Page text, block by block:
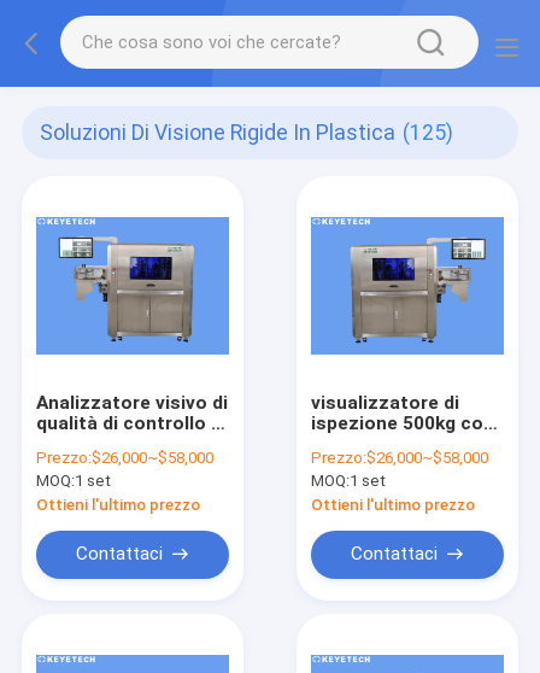
Soluzioni Di Visione Rigide In Plastica (125)
Analizzatore visivo di
qualità di controllo di
macchina
fotografica di
industria del CCD
Prezzo:$26,000~$58,000
MOQ:1 set
Ottieni l'ultimo prezzo
Contattaci
visualizzatore di
ispezione 500kg con
fotografica
sviluppata auto per
uso industriale
Prezzo:$26,000~$58,000
MOQ:1 set
Ottieni l'ultimo prezzo
Contattaci